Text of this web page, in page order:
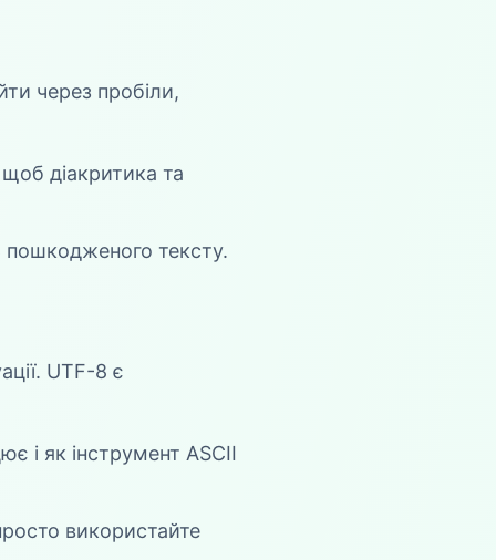
через пробіли,
діакритика та
пошкодженого тексту.
UTF-8 є
і як інструмент ASCII
використайте